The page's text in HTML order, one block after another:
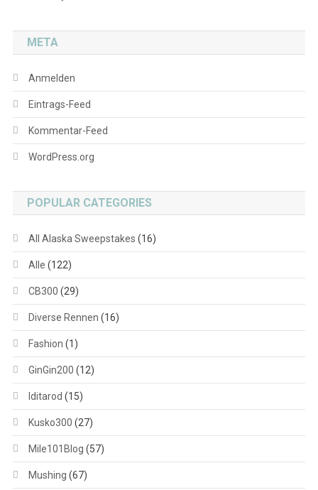
META
Anmelden
Eintrags-Feed
Kommentar-Feed
WordPress.org
POPULAR CATEGORIES
All Alaska Sweepstakes (16)
Alle (122)
CB300 (29)
Diverse Rennen (16)
Fashion (1)
GinGin200 (12)
Iditarod (15)
Kusko300 (27)
Mile101Blog (57)
Mushing (67)